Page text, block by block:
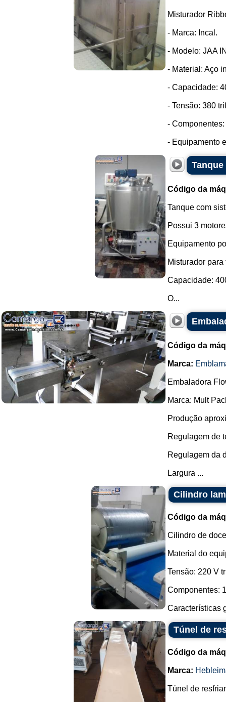
Misturador
- Marca: Incal.
- Modelo: JAA
- Material: Aço
- Capacidade:
- Tensão: 380
-
- Equipamento
Código da
Tanque com
Possui 3
Equipamento
Misturador
Capacidade:
O...
Código da
Marca:
Embaladora
Marca: Mult
Produção
Regulagem de
Regulagem da
Largura ...
Cilindro
Código da
Cilindro de
Material do
Tensão: 220 V
Componentes:
Características
Túnel de
Código da
Marca:
Túnel de